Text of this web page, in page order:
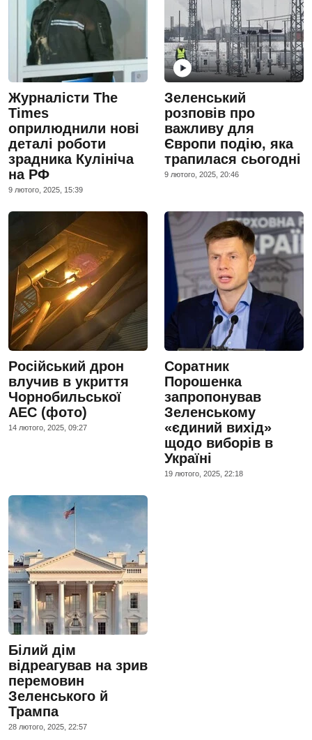
Журналісти The
Times
оприлюднили нові
деталі роботи
зрадника Кулініча
на РФ
9 лютого, 2025, 15:39
Зеленський
розповів про
важливу для
Європи подію, яка
трапилася сьогодні
9 лютого, 2025, 20:46
Російський дрон
влучив в укриття
Чорнобильської
АЕС (фото)
14 лютого, 2025, 09:27
Соратник
Порошенка
запропонував
Зеленському
«єдиний вихід»
щодо виборів в
Україні
19 лютого, 2025, 22:18
Білий дім
відреагував на зрив
перемовин
Зеленського й
Трампа
28 лютого, 2025, 22:57